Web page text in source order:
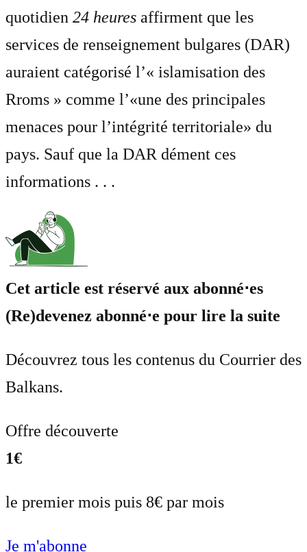
quotidien 24 heures affirment que les
services de renseignement bulgares (DAR)
auraient catégorisé l’« islamisation des
Rroms » comme l’«une des principales
menaces pour l’intégrité territoriale» du
pays. Sauf que la DAR dément ces
informations . . .
Cet article est réservé aux abonné⋅es
(Re)devenez abonné⋅e pour lire la suite
Découvrez tous les contenus du Courrier des
Balkans.
Offre découverte
1€
le premier mois puis 8€ par mois
Je m'abonne